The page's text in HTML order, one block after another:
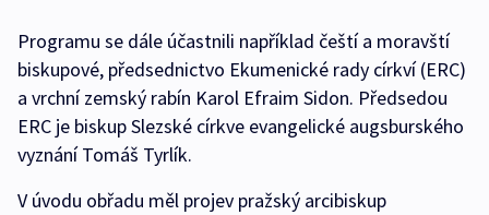
Programu se dále účastnili například čeští a moravští
biskupové, předsednictvo Ekumenické rady církví (ERC)
a vrchní zemský rabín Karol Efraim Sidon. Předsedou
ERC je biskup Slezské církve evangelické augsburského
vyznání Tomáš Tyrlík.
V úvodu obřadu měl projev pražský arcibiskup